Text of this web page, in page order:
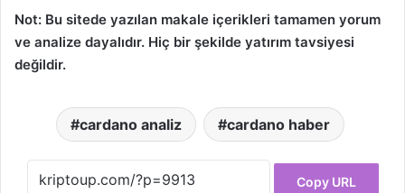
Not: Bu sitede yazılan makale içerikleri tamamen yorum
ve analize dayalıdır. Hiç bir şekilde yatırım tavsiyesi
değildir.
cardano analiz cardano haber
Copy URL